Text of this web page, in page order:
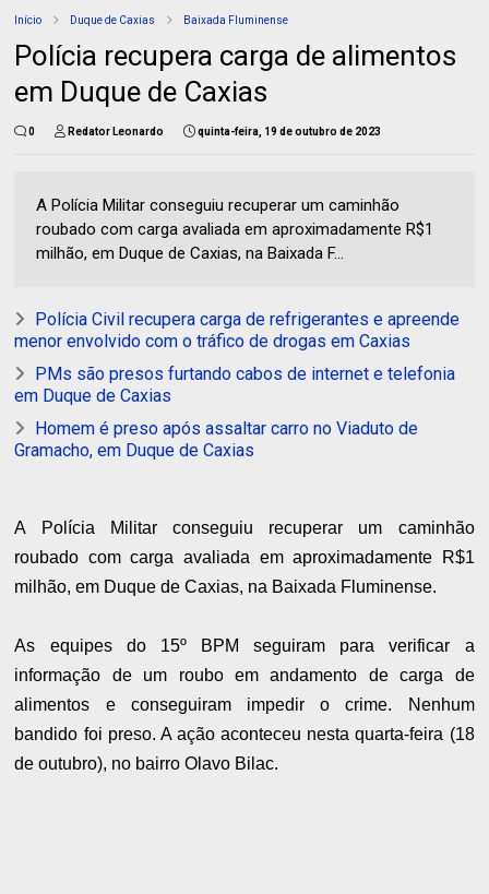
Início Duque de Caxias Baixada Fluminense
Polícia recupera carga de alimentos
em Duque de Caxias
0 Redator Leonardo quinta-feira, 19 de outubro de 2023
A Polícia Militar conseguiu recuperar um caminhão
roubado com carga avaliada em aproximadamente R$1
milhão, em Duque de Caxias, na Baixada F...
Polícia Civil recupera carga de refrigerantes e apreende
menor envolvido com o tráfico de drogas em Caxias
PMs são presos furtando cabos de internet e telefonia
em Duque de Caxias
Homem é preso após assaltar carro no Viaduto de
Gramacho, em Duque de Caxias
A Polícia Militar conseguiu recuperar um caminhão
roubado com carga avaliada em aproximadamente R$1
milhão, em Duque de Caxias, na Baixada Fluminense.
As equipes do 15º BPM seguiram para verificar a
informação de um roubo em andamento de carga de
alimentos e conseguiram impedir o crime. Nenhum
bandido foi preso. A ação aconteceu nesta quarta-feira (18
de outubro), no bairro Olavo Bilac.